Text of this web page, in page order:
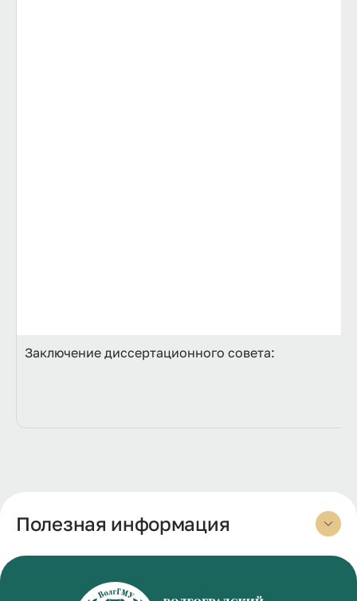
Заключение диссертационного совета:
Полезная информация